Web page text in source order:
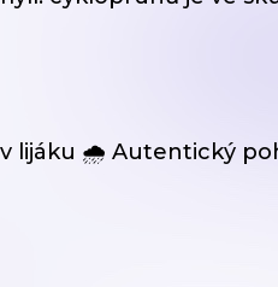
lijáku 🌧️ Autentický